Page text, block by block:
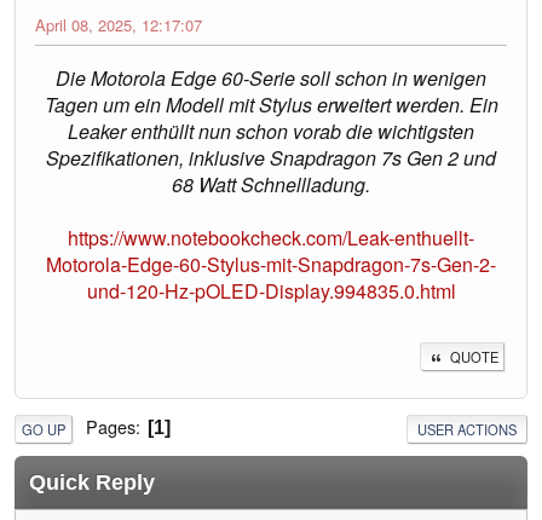
April 08, 2025, 12:17:07
Die Motorola Edge 60-Serie soll schon in wenigen
Tagen um ein Modell mit Stylus erweitert werden. Ein
Leaker enthüllt nun schon vorab die wichtigsten
Spezifikationen, inklusive Snapdragon 7s Gen 2 und
68 Watt Schnellladung.
https://www.notebookcheck.com/Leak-enthuellt-
Motorola-Edge-60-Stylus-mit-Snapdragon-7s-Gen-2-
und-120-Hz-pOLED-Display.994835.0.html
QUOTE
GO UP Pages 1 USER ACTIONS
Quick Reply